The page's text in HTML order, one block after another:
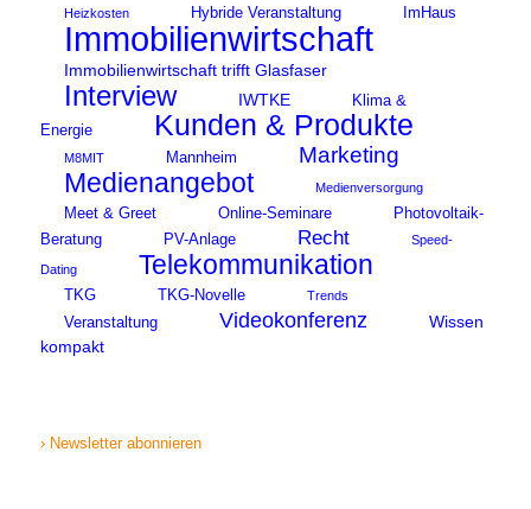
Heizkosten Hybride Veranstaltung ImHaus
Immobilienwirtschaft
Immobilienwirtschaft trifft Glasfaser
Interview IWTKE
Klima &
Energie
Kunden & Produkte
M8MIT Mannheim Marketing
Medienangebot Medienversorgung
Meet & Greet Online-Seminare
Photovoltaik-
Beratung
PV-Anlage Recht Speed-
Dating Telekommunikation
TKG TKG-Novelle Trends
Veranstaltung Videokonferenz
Wissen
kompakt
› Newsletter abonnieren